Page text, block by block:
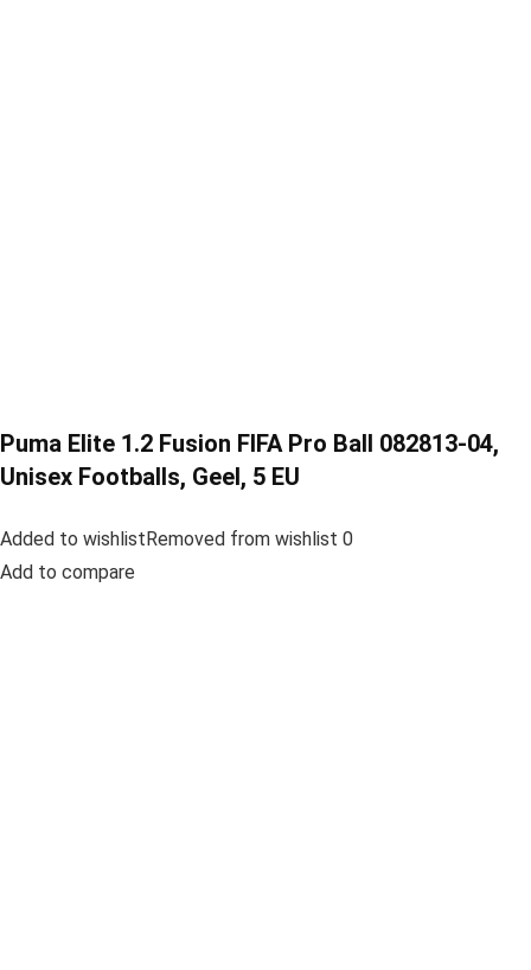
Puma Elite 1.2 Fusion FIFA Pro Ball 082813-04,
Unisex Footballs, Geel, 5 EU
Added to wishlistRemoved from wishlist 0
Add to compare